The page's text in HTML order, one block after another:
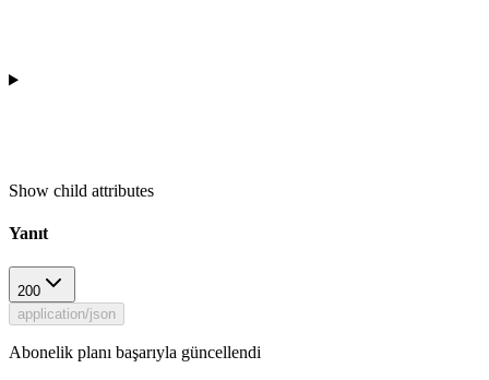
Show child attributes
Yanıt
200
application/json
Abonelik planı başarıyla güncellendi